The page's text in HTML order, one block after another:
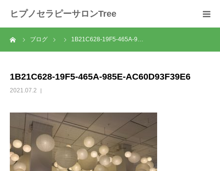
ヒプノセラピーサロンTree
ブログ 1B21C628-19F5-465A-9…
1B21C628-19F5-465A-985E-AC60D93F39E6
2021.07.2
ホーム
セラピーの流れ
メニュー